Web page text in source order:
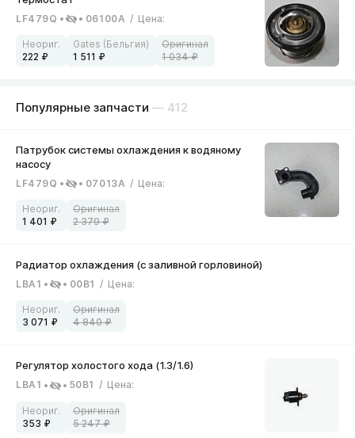
LF479Q 06100A / Цена:
222 1 511 1 034
Популярные запчасти — 412
LF479Q 07013A / Цена:
1 401 2 379
LBA1 00B1 / Цена:
3 071 4 840
LBA1 50B1 / Цена:
353 5 247